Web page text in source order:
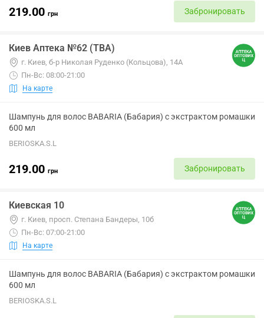
219.00 грн Забронировать
Киев Аптека №62 (ТВА)
г. Киев, б-р Николая Руденко (Кольцова), 14А
Пн-Вс: 08:00-21:00
На карте
Шампунь для волос BABARIA (Бабария) с экстрактом ромашки
600 мл
BERIOSKA.S.L
219.00 грн Забронировать
Киевская 10
г. Киев, просп. Степана Бандеры, 10б
Пн-Вс: 07:00-21:00
На карте
Шампунь для волос BABARIA (Бабария) с экстрактом ромашки
600 мл
BERIOSKA.S.L